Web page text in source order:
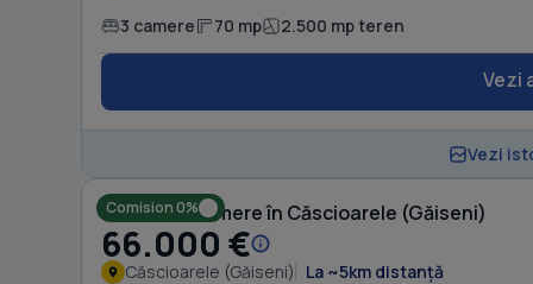
3 camere 70 mp 2.500 mp teren
Vezi
Vezi
Comision 0%
Casă cu 3 camere în Căscioarele (Găiseni)
66.000 €
Căscioarele (Găiseni) La ~5km distanță